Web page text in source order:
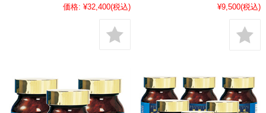
価格: ¥32,400(税込) ¥9,500(税込)